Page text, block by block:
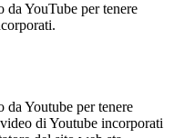
da YouTube per tenere
da Youtube per tenere
di Youtube incorporati